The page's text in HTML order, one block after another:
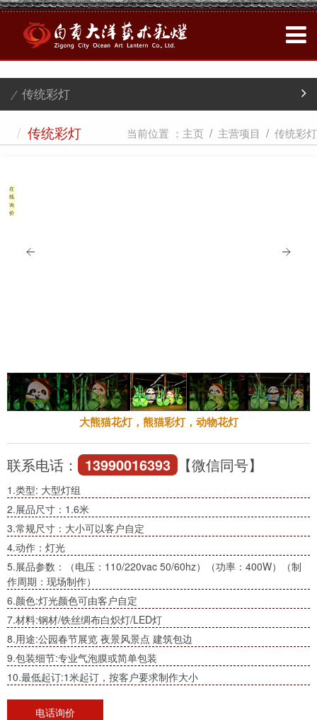
/ 传统彩灯
/ 传统彩灯 当前位置 ： 主页 主营项目 传统彩灯
在
线
询
价
大熊猫花灯，熊猫彩灯，动物花灯
联系电话： 13990016393 【微信同号】
1.类型: 大型灯组
2.展品尺寸：1.6米
3.常规尺寸：大小可以客户自定
4.动作：灯光
5.展品参数：（电压：110/220vac 50/60hz）（功率：400W）（制
作周期：现场制作）
6.颜色:灯光颜色可由客户自定
7.材料:钢材/铁丝绸布白炽灯/LED灯
8.用途:公园春节展览 夜景风景点 建筑包边
9.包装细节:专业气泡膜或简单包装
10.最低起订:1米起订，按客户要求制作大小
电话询价